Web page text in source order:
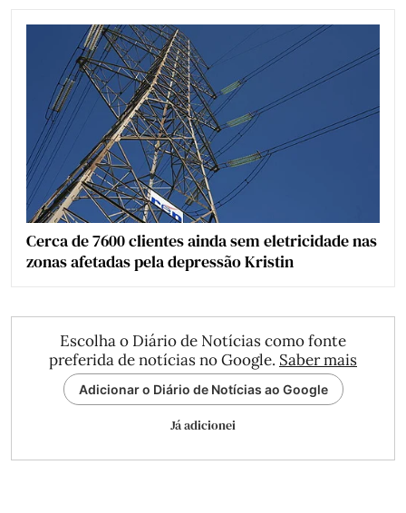
Cerca de 7600 clientes ainda sem eletricidade nas
zonas afetadas pela depressão Kristin
Escolha o Diário de Notícias como fonte
preferida de notícias no Google. Saber mais
Adicionar o Diário de Notícias ao Google
Já adicionei